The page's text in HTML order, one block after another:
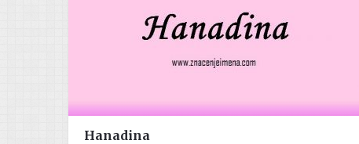
Hanadina